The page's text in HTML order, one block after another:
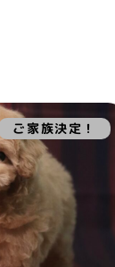
ご家族決定！